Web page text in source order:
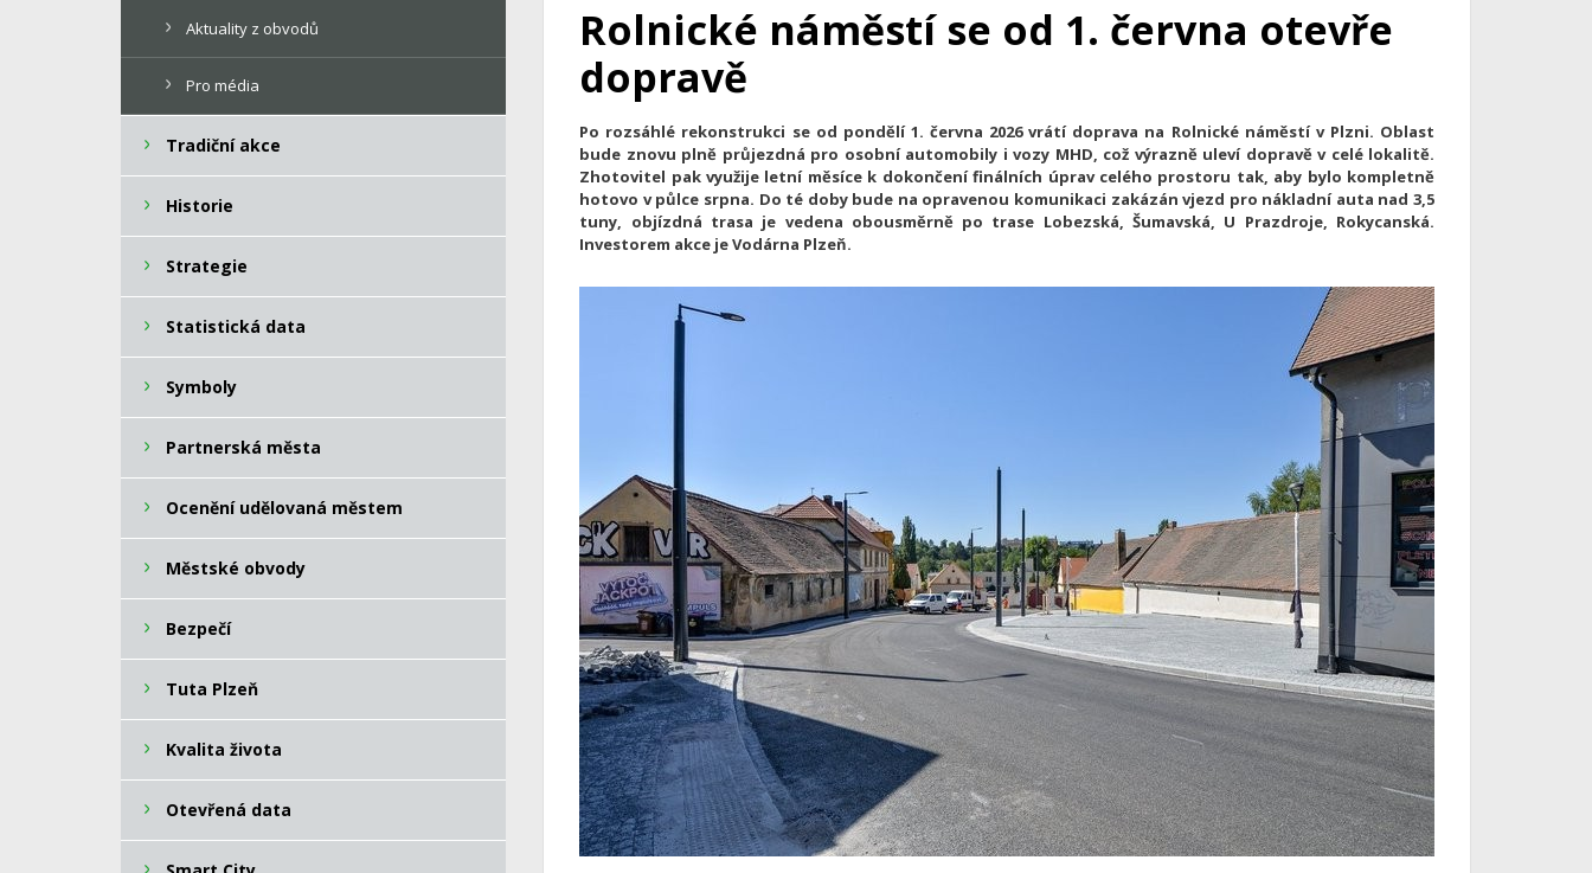
Rolnické náměstí se od 1. června otevře
dopravě
Po rozsáhlé rekonstrukci se od pondělí 1. června 2026 vrátí doprava na Rolnické náměstí v Plzni. Oblast
bude znovu plně průjezdná pro osobní automobily i vozy MHD, což výrazně uleví dopravě v celé lokalitě.
Zhotovitel pak využije letní měsíce k dokončení finálních úprav celého prostoru tak, aby bylo kompletně
hotovo v půlce srpna. Do té doby bude na opravenou komunikaci zakázán vjezd pro nákladní auta nad 3,5
tuny, objízdná trasa je vedena obousměrně po trase Lobezská, Šumavská, U Prazdroje, Rokycanská.
Investorem akce je Vodárna Plzeň.
Aktuality z obvodů
Pro média
Tradiční akce
Historie
Strategie
Statistická data
Symboly
Partnerská města
Ocenění udělovaná městem
Městské obvody
Bezpečí
Tuta Plzeň
Kvalita života
Otevřená data